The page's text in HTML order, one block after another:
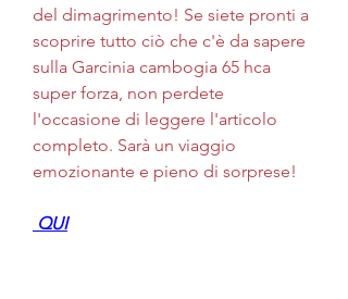
del dimagrimento! Se siete pronti a
scoprire tutto ciò che c'è da sapere
sulla Garcinia cambogia 65 hca
super forza, non perdete
l'occasione di leggere l'articolo
completo. Sarà un viaggio
emozionante e pieno di sorprese!
QUI